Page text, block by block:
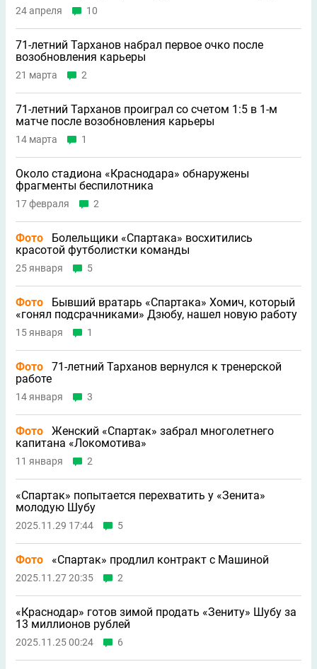
24 апреля 10
71-летний Тарханов набрал первое очко после
возобновления карьеры
21 марта 2
71-летний Тарханов проиграл со счетом 1:5 в 1-м
матче после возобновления карьеры
14 марта 1
Около стадиона «Краснодара» обнаружены
фрагменты беспилотника
17 февраля 2
Фото
Болельщики «Спартака» восхитились
красотой футболистки команды
25 января 5
Фото
Бывший вратарь «Спартака» Хомич, который
«гонял подсрачниками» Дзюбу, нашел новую работу
15 января 1
Фото
71-летний Тарханов вернулся к тренерской
работе
14 января 3
Фото
Женский «Спартак» забрал многолетнего
капитана «Локомотива»
11 января 2
«Спартак» попытается перехватить у «Зенита»
молодую Шубу
2025.11.29 17:44 5
Фото «Спартак» продлил контракт с Машиной
2025.11.27 20:35 2
«Краснодар» готов зимой продать «Зениту» Шубу за
13 миллионов рублей
2025.11.25 00:24 6